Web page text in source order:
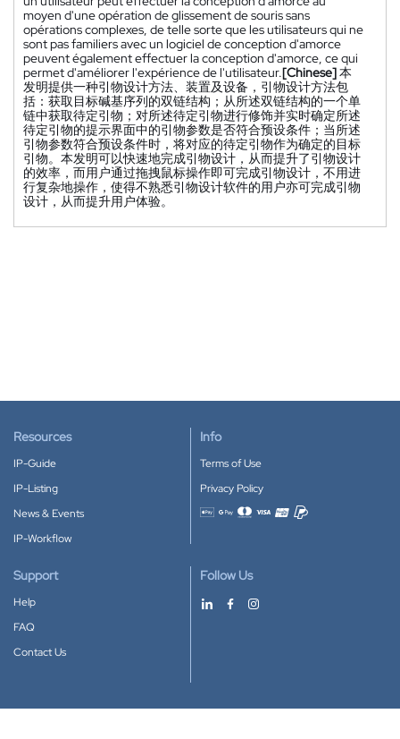
moyen d'une opération de glissement de souris sans
opérations complexes, de telle sorte que les utilisateurs qui ne
sont pas familiers avec un logiciel de conception d'amorce
peuvent également effectuer la conception d'amorce, ce qui
permet d'améliorer l'expérience de l'utilisateur.[Chinese]本
发明提供一种引物设计方法、装置及设备，引物设计方法包
括：获取目标碱基序列的双链结构；从所述双链结构的一个单
链中获取待定引物；对所述待定引物进行修饰并实时确定所述
待定引物的提示界面中的引物参数是否符合预设条件；当所述
引物参数符合预设条件时，将对应的待定引物作为确定的目标
引物。本发明可以快速地完成引物设计，从而提升了引物设计
的效率，而用户通过拖拽鼠标操作即可完成引物设计，不用进
行复杂地操作，使得不熟悉引物设计软件的用户亦可完成引物
设计，从而提升用户体验。
Resources
IP-Guide
IP-Listing
News & Events
IP-Workflow
Info
Terms of Use
Privacy Policy
Accepted payment methods
Support
Help
FAQ
Contact Us
Follow Us